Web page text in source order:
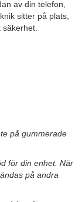
av din telefon,
sitter på plats,
på gummerade
för din enhet. När
på andra